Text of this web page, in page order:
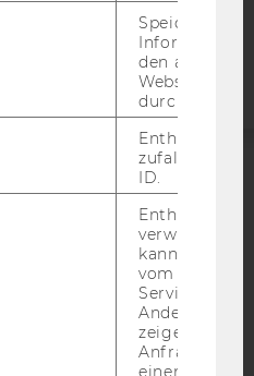
Speicherung
den aktuellen
durch
Enthält eine
ID.
Enthält ein
verwendet
kann, um
vom AMP-
Service
Andere
zeigen Opt-
Anfrage im
einen Fehler